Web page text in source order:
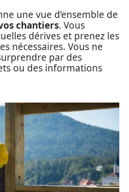
une vue d’ensemble de
chantiers. Vous
dérives et prenez les
nécessaires. Vous ne
par des
ou des informations